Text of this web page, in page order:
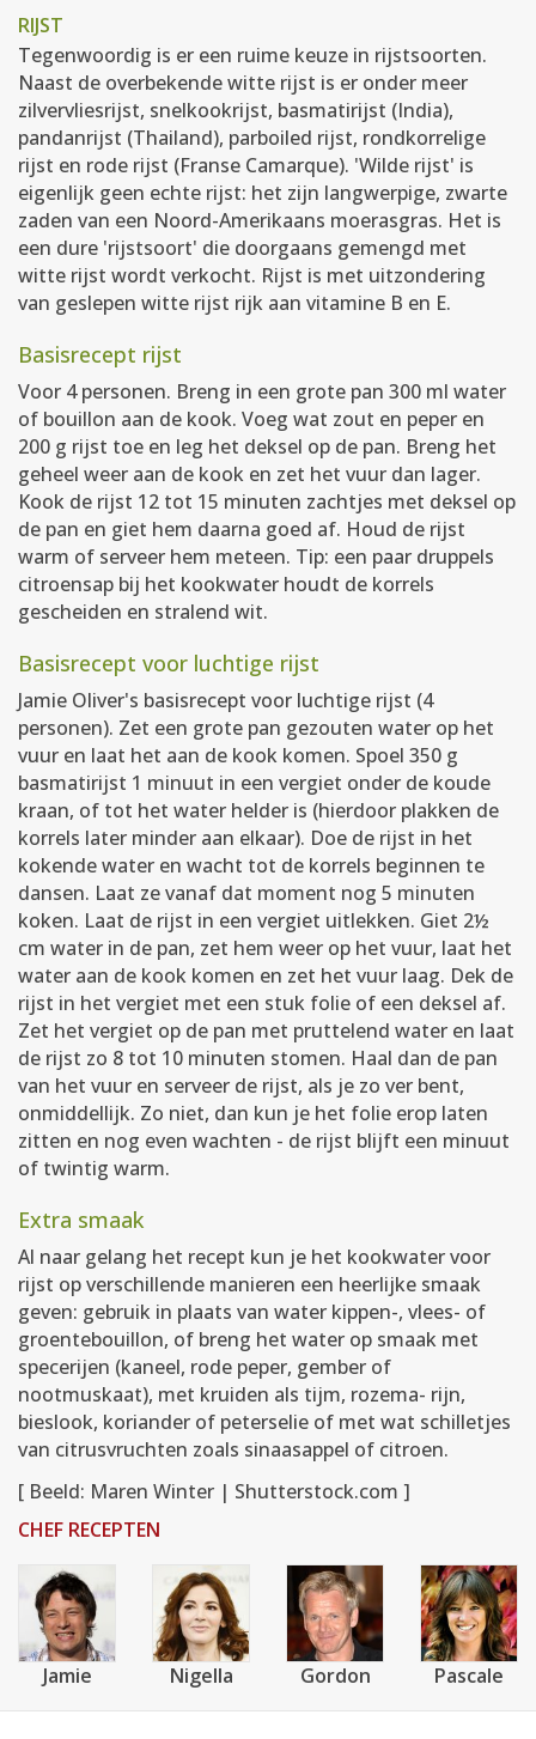
RIJST
Tegenwoordig is er een ruime keuze in rijstsoorten.
Naast de overbekende witte rijst is er onder meer
zilvervliesrijst, snelkookrijst, basmatirijst (India),
pandanrijst (Thailand), parboiled rijst, rondkorrelige
rijst en rode rijst (Franse Camarque). 'Wilde rijst' is
eigenlijk geen echte rijst: het zijn langwerpige, zwarte
zaden van een Noord-Amerikaans moerasgras. Het is
een dure 'rijstsoort' die doorgaans gemengd met
witte rijst wordt verkocht. Rijst is met uitzondering
van geslepen witte rijst rijk aan vitamine B en E.
Basisrecept rijst
Voor 4 personen. Breng in een grote pan 300 ml water
of bouillon aan de kook. Voeg wat zout en peper en
200 g rijst toe en leg het deksel op de pan. Breng het
geheel weer aan de kook en zet het vuur dan lager.
Kook de rijst 12 tot 15 minuten zachtjes met deksel op
de pan en giet hem daarna goed af. Houd de rijst
warm of serveer hem meteen. Tip: een paar druppels
citroensap bij het kookwater houdt de korrels
gescheiden en stralend wit.
Basisrecept voor luchtige rijst
Jamie Oliver's basisrecept voor luchtige rijst (4
personen). Zet een grote pan gezouten water op het
vuur en laat het aan de kook komen. Spoel 350 g
basmatirijst 1 minuut in een vergiet onder de koude
kraan, of tot het water helder is (hierdoor plakken de
korrels later minder aan elkaar). Doe de rijst in het
kokende water en wacht tot de korrels beginnen te
dansen. Laat ze vanaf dat moment nog 5 minuten
koken. Laat de rijst in een vergiet uitlekken. Giet 2½
cm water in de pan, zet hem weer op het vuur, laat het
water aan de kook komen en zet het vuur laag. Dek de
rijst in het vergiet met een stuk folie of een deksel af.
Zet het vergiet op de pan met pruttelend water en laat
de rijst zo 8 tot 10 minuten stomen. Haal dan de pan
van het vuur en serveer de rijst, als je zo ver bent,
onmiddellijk. Zo niet, dan kun je het folie erop laten
zitten en nog even wachten - de rijst blijft een minuut
of twintig warm.
Extra smaak
Al naar gelang het recept kun je het kookwater voor
rijst op verschillende manieren een heerlijke smaak
geven: gebruik in plaats van water kippen-, vlees- of
groentebouillon, of breng het water op smaak met
specerijen (kaneel, rode peper, gember of
nootmuskaat), met kruiden als tijm, rozema- rijn,
bieslook, koriander of peterselie of met wat schilletjes
van citrusvruchten zoals sinaasappel of citroen.
[ Beeld: Maren Winter | Shutterstock.com ]
CHEF RECEPTEN
Jamie Nigella Gordon Pascale